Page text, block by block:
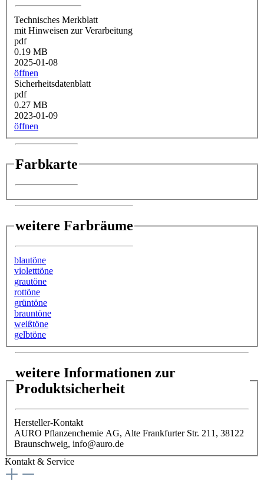
Technisches Merkblatt
mit Hinweisen zur Verarbeitung
pdf
0.19 MB
2025-01-08
öffnen
Sicherheitsdatenblatt
pdf
0.27 MB
2023-01-09
öffnen
Farbkarte
weitere Farbräume
blautöne
violetttöne
grautöne
rottöne
grüntöne
brauntöne
weißtöne
gelbtöne
weitere Informationen zur
Produktsicherheit
Hersteller-Kontakt
AURO Pflanzenchemie AG, Alte Frankfurter Str. 211, 38122
Braunschweig, info@auro.de
Kontakt & Service